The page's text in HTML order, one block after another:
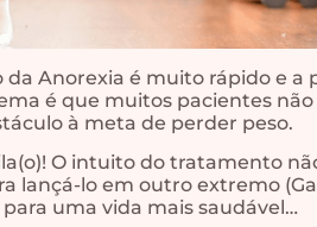
da Anorexia é muito rápido e
é que muitos pacientes
à meta de perder peso.
O intuito do tratamento
lançá-lo em outro extremo
uma vida mais saudável…